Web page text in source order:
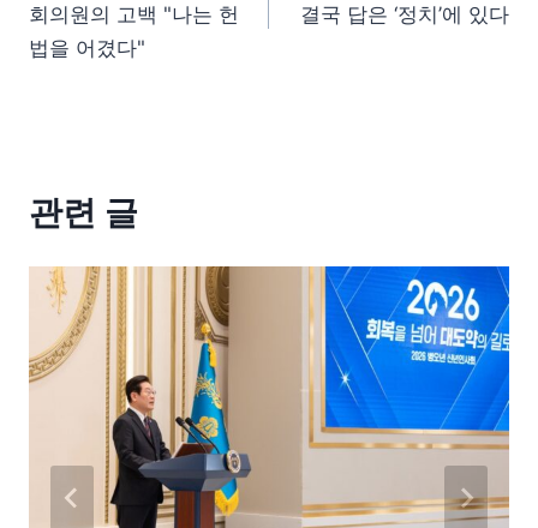
회의원의 고백 "나는 헌
법을 어겼다"
결국 답은 ‘정치’에 있다
관련 글